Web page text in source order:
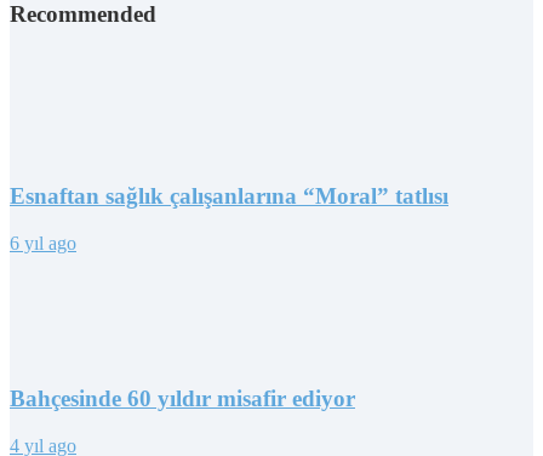
Recommended
Esnaftan sağlık çalışanlarına “Moral” tatlısı
6 yıl ago
Bahçesinde 60 yıldır misafir ediyor
4 yıl ago